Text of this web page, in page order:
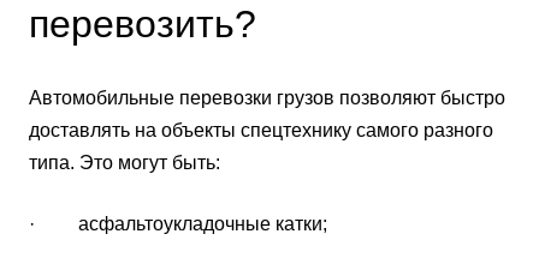
перевозить?
Автомобильные перевозки грузов позволяют быстро
доставлять на объекты спецтехнику самого разного
типа. Это могут быть:
· асфальтоукладочные катки;